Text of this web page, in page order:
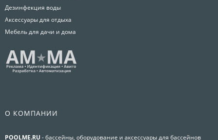
Дезинфекция воды
Аксессуары для отдыха
Мебель для дачи и дома
О КОМПАНИИ
POOLME.RU - бассейны, оборудование и аксессуары для бассейнов